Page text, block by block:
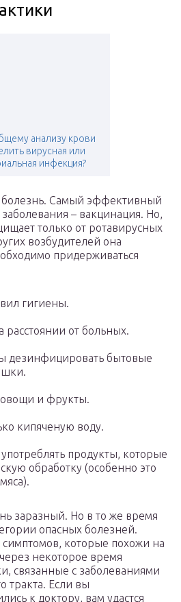
анализу крови
вирусная или
инфекция?
Самый эффективный
– вакцинация. Но,
только от ротавирусных
возбудителей она
придерживаться
гигиены.
расстоянии от больных.
дезинфицировать бытовые
и фрукты.
кипяченую воду.
продукты, которые
обработку (особенно это
заразный. Но в то же время
опасных болезней.
симптомов, которые похожи на
некоторое время
связанные с заболеваниями
тракта. Если вы
к доктору, вам удастся